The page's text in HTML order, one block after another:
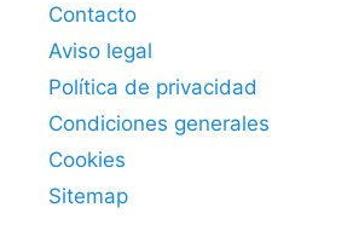
Contacto
Aviso legal
Política de privacidad
Condiciones generales
Cookies
Sitemap